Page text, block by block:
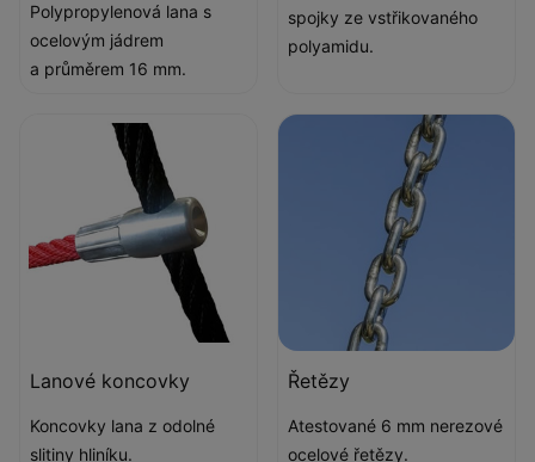
Polypropylenová lana s
ocelovým jádrem
a průměrem 16 mm.
spojky ze vstřikovaného
polyamidu.
Lanové koncovky
Koncovky lana z odolné
slitiny hliníku.
Řetězy
Atestované 6 mm nerezové
ocelové řetězy.